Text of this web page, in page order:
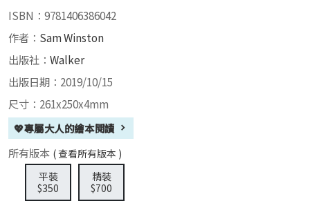
ISBN：9781406386042
作者： Sam Winston
出版社： Walker
出版日期：2019/10/15
尺寸：261x250x4mm
💖專屬大人的繪本閱讀
所有版本 ( 查看所有版本 )
平裝
$350
精裝
$700